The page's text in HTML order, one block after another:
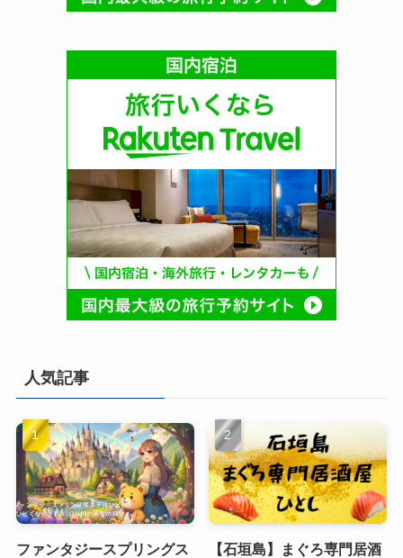
人気記事
ファンタジースプリングス
【石垣島】まぐろ専門居酒